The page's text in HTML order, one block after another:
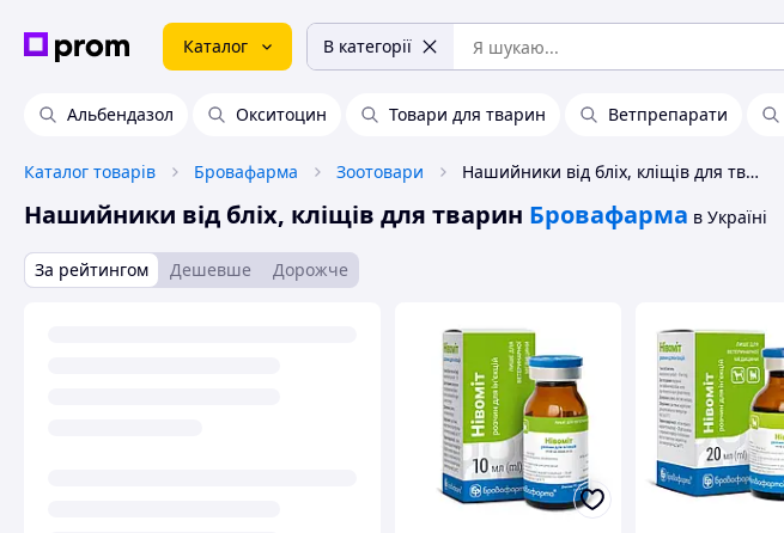
Каталог В категорії
Альбендазол Окситоцин Товари для тварин Ветпрепарати
Каталог товарів Бровафарма Зоотовари Нашийники від бліх, кліщів для тварин Бровафарма
Нашийники від бліх, кліщів для тварин Бровафарма в Україні
За рейтингом Дешевше Дорожче